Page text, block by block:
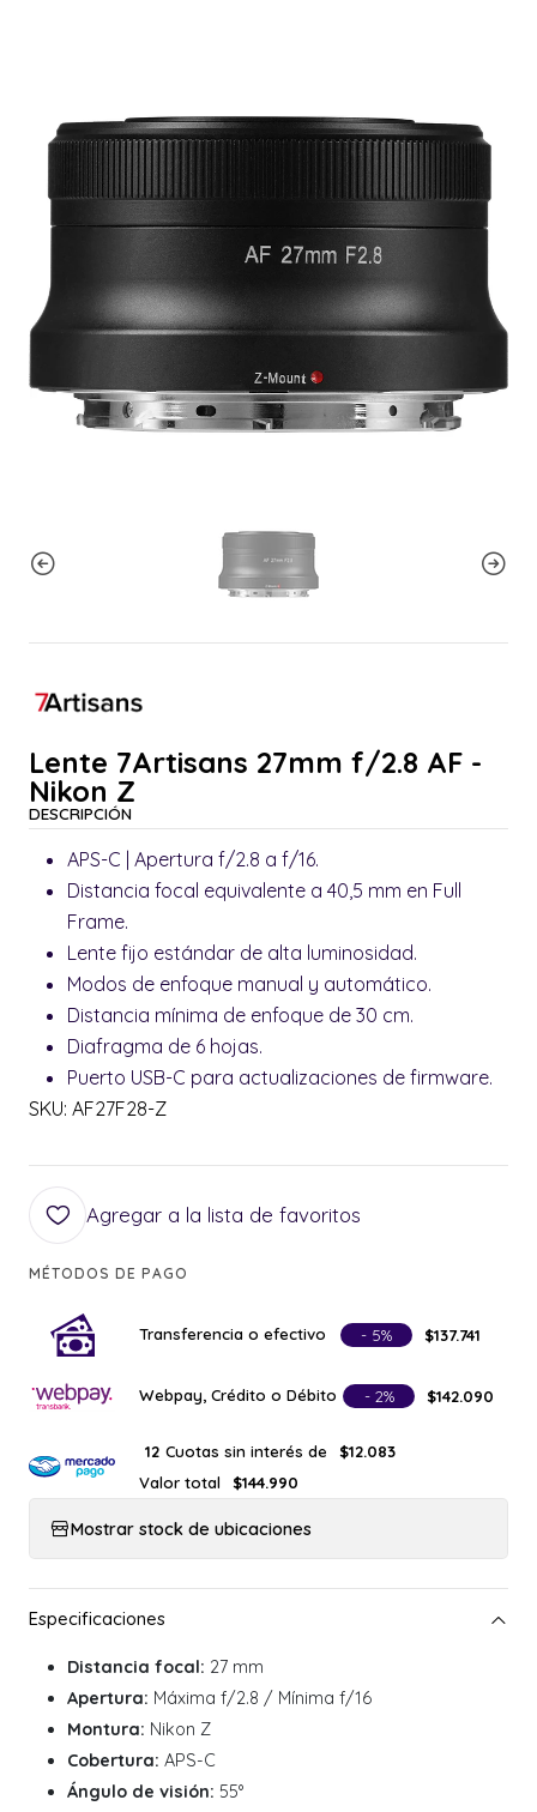
Lente 7Artisans 27mm f/2.8 AF -
Nikon Z
DESCRIPCIÓN
APS-C | Apertura f/2.8 a f/16.
Distancia focal equivalente a 40,5 mm en Full
Frame.
Lente fijo estándar de alta luminosidad.
Modos de enfoque manual y automático.
Distancia mínima de enfoque de 30 cm.
Diafragma de 6 hojas.
Puerto USB-C para actualizaciones de firmware.
SKU: AF27F28-Z
Agregar a la lista de favoritos
MÉTODOS DE PAGO
Transferencia o efectivo - 5% $137.741
Webpay, Crédito o Débito - 2% $142.090
12 Cuotas sin interés de
$12.083
Valor total
$144.990
Mostrar stock de ubicaciones
Distancia focal: 27 mm
Apertura: Máxima f/2.8 / Mínima f/16
Montura: Nikon Z
Cobertura: APS-C
Ángulo de visión: 55°